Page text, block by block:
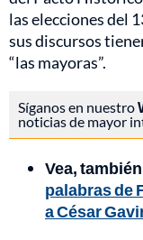
las elecciones del
sus discursos
“las mayoras”.
Síganos en nuestro
noticias de mayor
Vea,
palabras de
a César